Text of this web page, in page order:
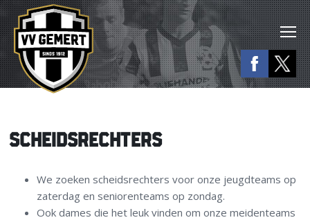
SCHEIDSRECHTERS
We zoeken scheidsrechters voor onze jeugdteams op
zaterdag en seniorenteams op zondag.
Ook dames die het leuk vinden om onze meidenteams